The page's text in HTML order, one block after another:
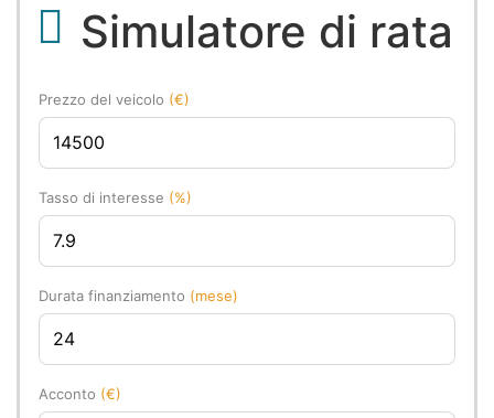
Simulatore di rata
Prezzo del veicolo (€)
Tasso di interesse (%)
Durata finanziamento (mese)
Acconto (€)